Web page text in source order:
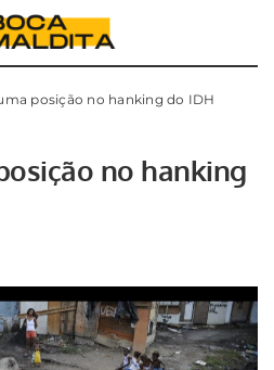
posição no hanking do IDH
no hanking